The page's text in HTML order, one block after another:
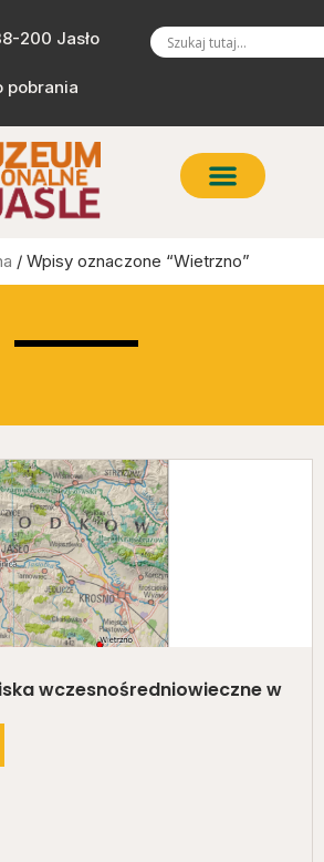
200 Jasło
pobrania
/ Wpisy oznaczone “Wietrzno”
wczesnośredniowieczne w